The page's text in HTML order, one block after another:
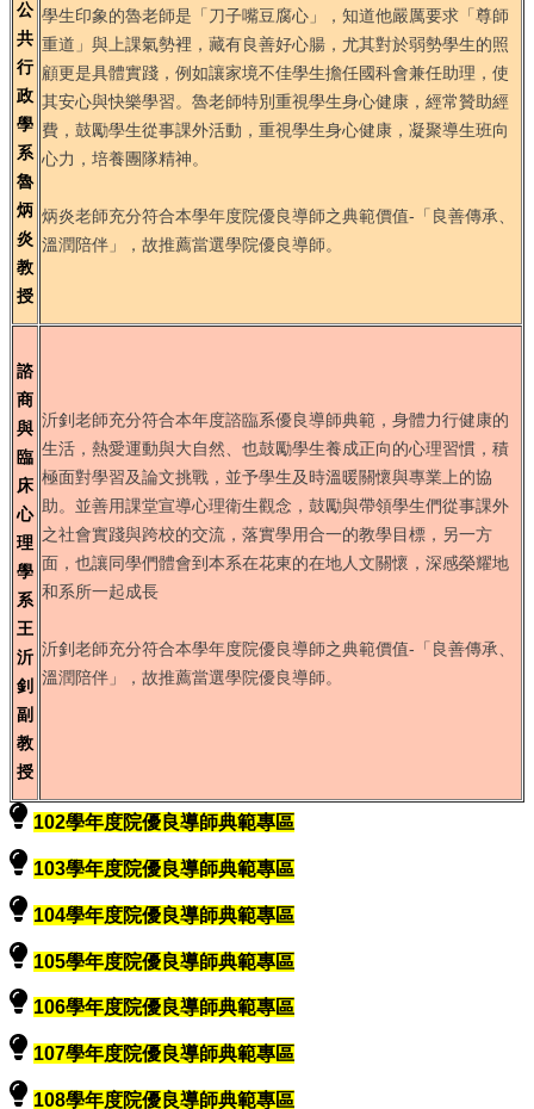
公
共
行
政
學
系
魯
炳
炎
教
授
學生印象的魯老師是「刀子嘴豆腐心」，知道他嚴厲要求「尊師
重道」與上課氣勢裡，藏有良善好心腸，尤其對於弱勢學生的照
顧更是具體實踐，例如讓家境不佳學生擔任國科會兼任助理，使
其安心與快樂學習。魯老師特別重視學生身心健康，經常贊助經
費，鼓勵學生從事課外活動，重視學生身心健康，凝聚導生班向
心力，培養團隊精神。
炳炎老師充分符合本學年度院優良導師之典範價值-「良善傳承、
溫潤陪伴」，故推薦當選學院優良導師。
諮
商
與
臨
床
心
理
學
系
王
沂
釗
副
教
授
沂釗老師充分符合本年度諮臨系優良導師典範，身體力行健康的
生活，熱愛運動與大自然、也鼓勵學生養成正向的心理習慣，積
極面對學習及論文挑戰，並予學生及時溫暖關懷與專業上的協
助。並善用課堂宣導心理衛生觀念，鼓勵與帶領學生們從事課外
之社會實踐與跨校的交流，落實學用合一的教學目標，另一方
面，也讓同學們體會到本系在花東的在地人文關懷，深感榮耀地
和系所一起成長
沂釗老師充分符合本學年度院優良導師之典範價值-「良善傳承、
溫潤陪伴」，故推薦當選學院優良導師。
102學年度院優良導師典範專區
103學年度院優良導師典範專區
104學年度院優良導師典範專區
105學年度院優良導師典範專區
106學年度院優良導師典範專區
107學年度院優良導師典範專區
108學年度院優良導師典範專區